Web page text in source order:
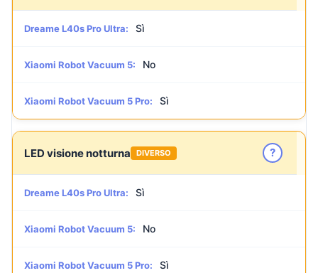
Dreame L40s Pro Ultra: Sì
Xiaomi Robot Vacuum 5: No
Xiaomi Robot Vacuum 5 Pro: Sì
LED visione notturna DIVERSO ?
Dreame L40s Pro Ultra: Sì
Xiaomi Robot Vacuum 5: No
Xiaomi Robot Vacuum 5 Pro: Sì